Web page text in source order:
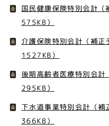
国民健康保険特別会計（
575KB）
介護保険特別会計（補正
1527KB）
後期高齢者医療特別会計
295KB）
下水道事業特別会計（補
366KB）